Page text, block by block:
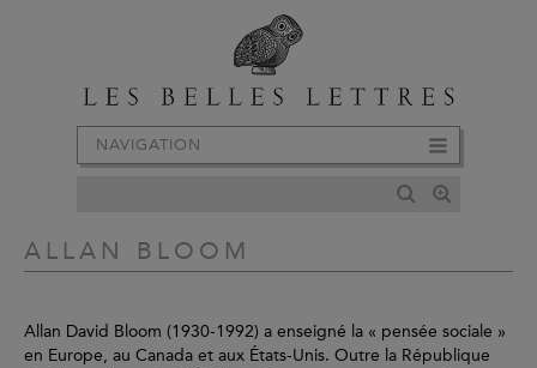
NAVIGATION
ALLAN BLOOM
Allan David Bloom (1930-1992) a enseigné la « pensée sociale »
en Europe, au Canada et aux États-Unis. Outre la République